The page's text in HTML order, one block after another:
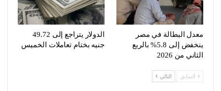
معدل البطالة في مصر
ينخفض إلى 5.8% بالربع
الثاني من 2026
الدولار يتراجع إلى 49.72
جنيه بختام تعاملات الخميس
السابق التالي